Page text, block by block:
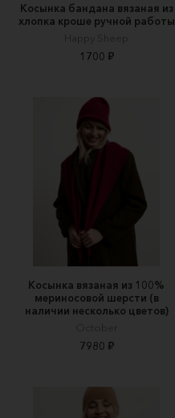
Косынка бандана вязаная из
хлопка кроше ручной работы
Happy Sheep
1700 ₽
Косынка вязаная из 100%
мериносовой шерсти (в
наличии несколько цветов)
October
7980 ₽